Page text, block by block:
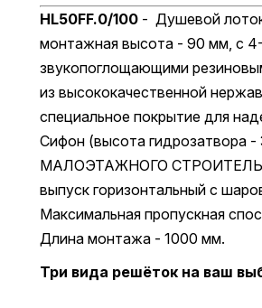
HL50FF.0/100 - Душевой
монтажная высота - 90 мм, с
звукопоглощающими
из высококачественной
специальное покрытие для
Сифон (высота
МАЛОЭТАЖНОГО
выпуск горизонтальный с
Максимальная пропускная
Длина монтажа - 1000 мм.
Три вида решёток на ваш